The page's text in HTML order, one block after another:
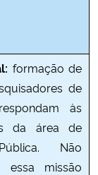
formação de
de
às
da área de
Não
essa missão